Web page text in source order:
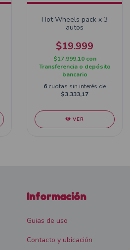
Hot Wheels pack x 3
autos
$19.999
$17.999,10 con
Transferencia o depósito
bancario
6 cuotas sin interés de
$3.333,17
VER
Información
Guias de uso
Contacto y ubicación